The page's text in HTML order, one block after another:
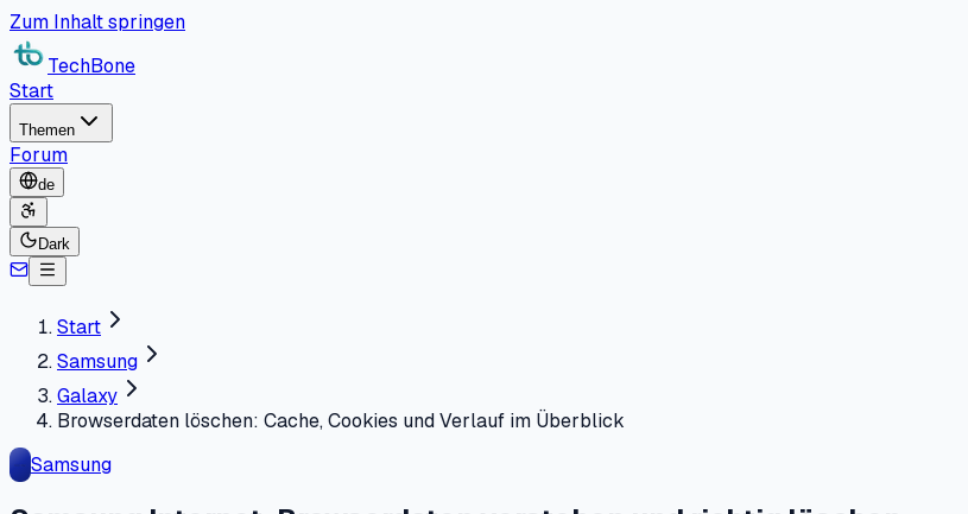
Zum Inhalt springen
TechBone
Start
Themen
Forum
de
Dark
Start
Samsung
Galaxy
Browserdaten löschen: Cache, Cookies und Verlauf im Überblick
Samsung